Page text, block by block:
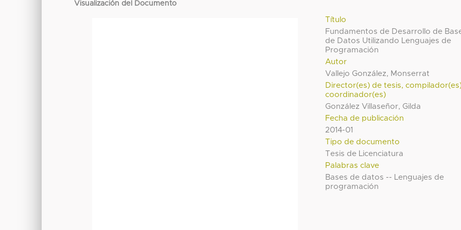
Visualización del Documento
Título
Fundamentos de Desarrollo de
de Datos Utilizando Lenguajes de
Programación
Autor
Vallejo González, Monserrat
Director(es) de tesis,
coordinador(es)
González Villaseñor, Gilda
Fecha de publicación
2014-01
Tipo de documento
Tesis de Licenciatura
Palabras clave
Bases de datos -- Lenguajes de
programación